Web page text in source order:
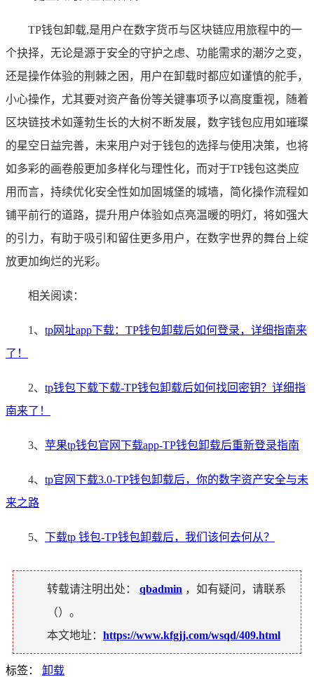
TP钱包卸载,是用户在数字货币与区块链应用旅程中的一
个抉择，无论是源于安全的守护之虑、功能需求的潮汐之变，
还是操作体验的荆棘之困，用户在卸载时都应如谨慎的舵手，
小心操作，尤其要对资产备份等关键事项予以高度重视，随着
区块链技术如蓬勃生长的大树不断发展，数字钱包应用如璀璨
的星空日益完善，未来用户对于钱包的选择与使用决策，也将
如多彩的画卷般更加多样化与理性化，而对于TP钱包这类应
用而言，持续优化安全性如加固城堡的城墙，简化操作流程如
铺平前行的道路，提升用户体验如点亮温暖的明灯，将如强大
的引力，有助于吸引和留住更多用户，在数字世界的舞台上绽
放更加绚烂的光彩。
相关阅读：
1、 tp网址app下载：TP钱包卸载后如何登录，详细指南来
了！
2、 tp钱包下载下载-TP钱包卸载后如何找回密钥？详细指
南来了！
3、 苹果tp钱包官网下载app-TP钱包卸载后重新登录指南
4、 tp官网下载3.0-TP钱包卸载后，你的数字资产安全与未
来之路
5、 下载tp 钱包-TP钱包卸载后，我们该何去何从？
转载请注明出处： qbadmin ，如有疑问，请联系
（）。
本文地址： https://www.kfgjj.com/wsqd/409.html
标签： 卸载